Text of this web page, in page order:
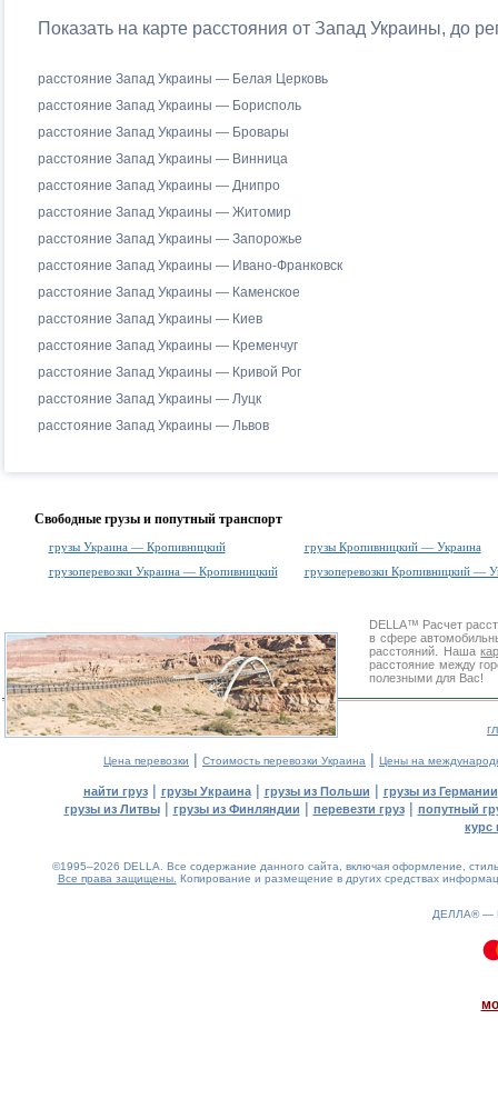
Показать на карте расстояния от Запад Украины, до
расстояние Запад Украины — Белая Церковь
расстояние Запад Украины — Борисполь
расстояние Запад Украины — Бровары
расстояние Запад Украины — Винница
расстояние Запад Украины — Днипро
расстояние Запад Украины — Житомир
расстояние Запад Украины — Запорожье
расстояние Запад Украины — Ивано-Франковск
расстояние Запад Украины — Каменское
расстояние Запад Украины — Киев
расстояние Запад Украины — Кременчуг
расстояние Запад Украины — Кривой Рог
расстояние Запад Украины — Луцк
расстояние Запад Украины — Львов
Свободные грузы и попутный транспорт
грузы Украина — Кропивницкий
грузы Кропивницкий — Украина
грузоперевозки Украина — Кропивницкий
грузоперевозки Кропивницкий —
DELLA™ Расчет
в сфере
расстояний. Наша
расстояние между
полезными для Вас!
Цена перевозки | Стоимость перевозки Украина | Цены на
найти груз| грузы Украина| грузы из Польши | грузы из Германии
грузы из Литвы| грузы из Финляндии | перевезти груз| попутный
курс
©1995–2026 DELLA. Все содержание данного сайта, включая оформление,
Все права защищены. Копирование и размещение в других средствах
ДЕЛЛА® —